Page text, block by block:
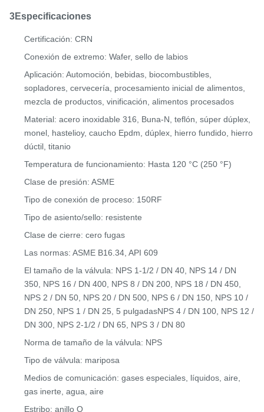
3Especificaciones
Certificación: CRN
Conexión de extremo: Wafer, sello de labios
Aplicación: Automoción, bebidas, biocombustibles,
sopladores, cervecería, procesamiento inicial de alimentos,
mezcla de productos, vinificación, alimentos procesados
Material: acero inoxidable 316, Buna-N, teflón, súper dúplex,
monel, hastelioy, caucho Epdm, dúplex, hierro fundido, hierro
dúctil, titanio
Temperatura de funcionamiento: Hasta 120 °C (250 °F)
Clase de presión: ASME
Tipo de conexión de proceso: 150RF
Tipo de asiento/sello: resistente
Clase de cierre: cero fugas
Las normas: ASME B16.34, API 609
El tamaño de la válvula: NPS 1-1/2 / DN 40, NPS 14 / DN
350, NPS 16 / DN 400, NPS 8 / DN 200, NPS 18 / DN 450,
NPS 2 / DN 50, NPS 20 / DN 500, NPS 6 / DN 150, NPS 10 /
DN 250, NPS 1 / DN 25, 5 pulgadasNPS 4 / DN 100, NPS 12 /
DN 300, NPS 2-1/2 / DN 65, NPS 3 / DN 80
Norma de tamaño de la válvula: NPS
Tipo de válvula: mariposa
Medios de comunicación: gases especiales, líquidos, aire,
gas inerte, agua, aire
Estribo: anillo O